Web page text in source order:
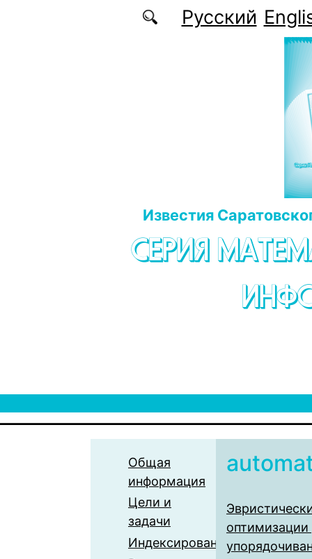
Перейти к основному содержаниюРусский
Известия
СЕРИЯ
Общая
информация
Цели и
задачи
Индексирование
оптимизации